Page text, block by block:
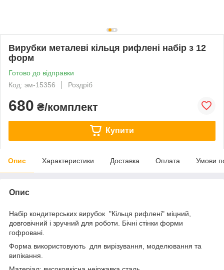
Вирубки металеві кільця рифлені набір з 12
форм
Готово до відправки
Код: эм-15356
Роздріб
680 ₴/комплект
Купити
Опис Характеристики Доставка Оплата Умови
Опис
Набір кондитерських вирубок "Кільця рифлені" міцний,
довговічний і зручний для роботи. Бічні стінки форми
гофровані.
Форма використовують для вирізування, моделювання та
випікання.